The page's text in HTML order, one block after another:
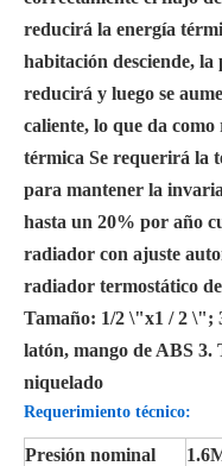
reducirá la energía
habitación desciende, la
reducirá y luego se
caliente, lo que da
térmica Se requerirá la
para mantener la
hasta un 20% por año
radiador con ajuste
radiador termostático
Tamaño: 1/2 \"x1 / 2 \";
latón, mango de ABS 3.
niquelado
Requerimiento técnico:
Presión nominal